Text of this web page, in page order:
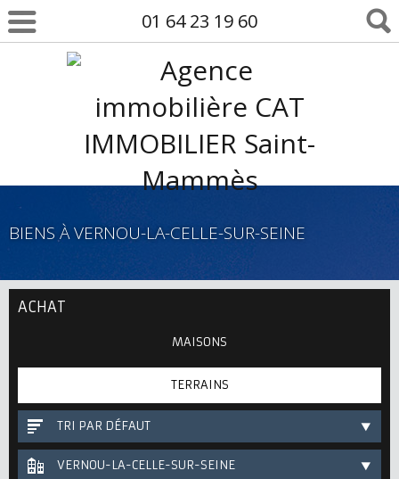
01 64 23 19 60
BIENS À VERNOU-LA-CELLE-SUR-SEINE
ACHAT
MAISONS
TERRAINS
TRI PAR DÉFAUT
VERNOU-LA-CELLE-SUR-SEINE